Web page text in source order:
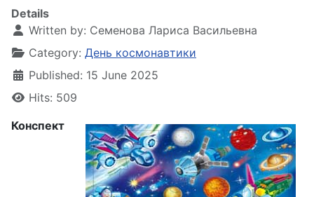
Details
Written by: Семенова Лариса Васильевна
Category: День космонавтики
Published: 15 June 2025
Hits: 509
Конспект